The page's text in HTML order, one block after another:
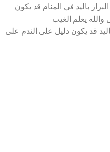
باليد في المنام قد يكون
يعلم الغيب
قد يكون دليل على الندم على